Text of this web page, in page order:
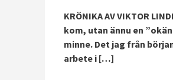
KRÖNIKA AV VIKTOR
kom, utan ännu en
minne. Det jag från
arbete i […]